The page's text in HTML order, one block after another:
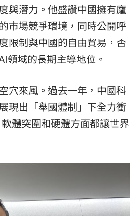
與潛力。他盛讚中國擁有龐
市場競爭環境，同時公開呼
限制與中國的自由貿易，否
領域的長期主導地位。
穴來風。過去一年，中國科
現出「舉國體制」下全力衝
體突圍和硬體方面都讓世界